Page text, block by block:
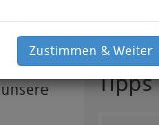
Zustimmen & Weiter
und
Wir
dort
Tipps